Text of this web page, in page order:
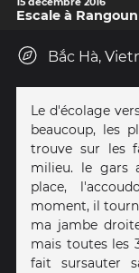
Escale à Rangoun
Bắc Hà,
Le d'écolage
beaucoup, les
trouve sur les
milieu. le gars
place,
moment, il
ma jambe
mais toutes les
fait sursauter